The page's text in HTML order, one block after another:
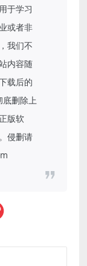
于学习
或者非
我们不
内容随
载后的
删除上
版软
侵删请